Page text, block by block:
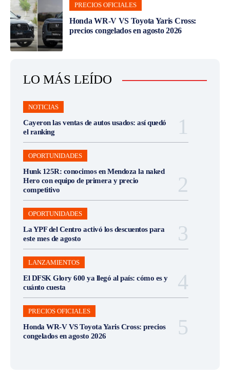
PRECIOS OFICIALES
Honda WR-V VS Toyota Yaris Cross:
precios congelados en agosto 2026
LO MÁS LEÍDO
NOTICIAS
Cayeron las ventas de autos usados: así quedó
el ranking
OPORTUNIDADES
Hunk 125R: conocimos en Mendoza la naked
Hero con equipo de primera y precio
competitivo
OPORTUNIDADES
La YPF del Centro activó los descuentos para
este mes de agosto
LANZAMIENTOS
El DFSK Glory 600 ya llegó al país: cómo es y
cuánto cuesta
PRECIOS OFICIALES
Honda WR-V VS Toyota Yaris Cross: precios
congelados en agosto 2026